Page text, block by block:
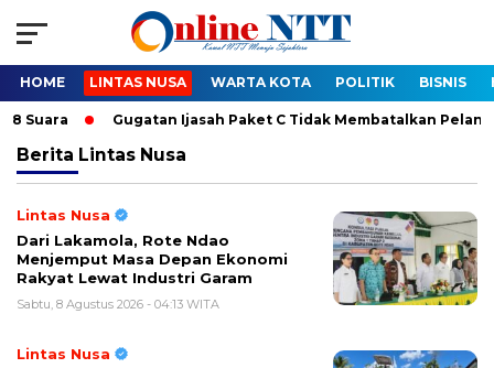
HOME LINTAS NUSA WARTA KOTA POLITIK BISNIS
Gugatan Ijasah Paket C Tidak Membatalkan Pelantikan
Berita Lintas Nusa
Lintas Nusa
Dari Lakamola, Rote Ndao
Menjemput Masa Depan Ekonomi
Rakyat Lewat Industri Garam
Sabtu, 8 Agustus 2026 - 04:13 WITA
Lintas Nusa